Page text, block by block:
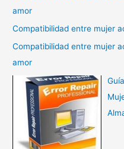
amor
Compatibilidad entre mujer
Compatibilidad entre mujer
amor